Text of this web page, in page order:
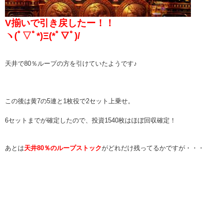
V揃いで引き戻したー！！
ヽ(ﾟ▽ﾟ*)Ξ(*ﾟ▽ﾟ)/
天井で80％ループの方を引けていたようです♪
この後は黄7の5連と1枚役で2セット上乗せ。
6セットまでが確定したので、投資1540枚はほぼ回収確定！
あとは天井80％のループストックがどれだけ残ってるかですが・・・